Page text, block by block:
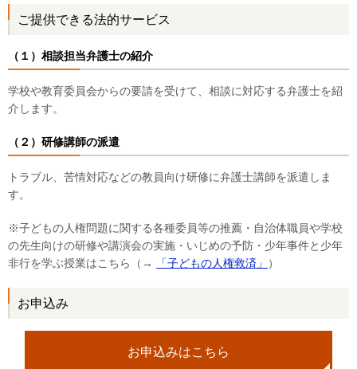
ご提供できる法的サービス
（１）相談担当弁護士の紹介
学校や教育委員会からの要請を受けて、相談に対応する弁護士を紹
介します。
（２）研修講師の派遣
トラブル、苦情対応などの教員向け研修に弁護士講師を派遣しま
す。
※子どもの人権問題に関する各種委員等の推薦・自治体職員や学校
の先生向けの研修や講演会の実施・いじめの予防・少年事件と少年
非行を学ぶ授業はこちら（→
「子どもの人権救済」 ）
お申込み
お申込みはこちら